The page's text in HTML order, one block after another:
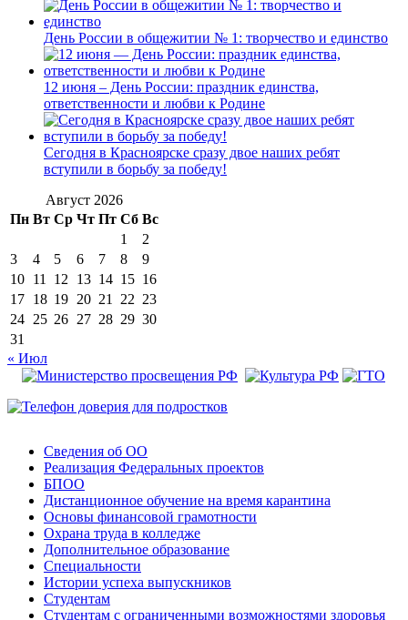
День России в общежитии № 1: творчество и единство
12 июня – День России: праздник единства,
ответственности и любви к Родине
Сегодня в Красноярске сразу двое наших ребят
вступили в борьбу за победу!
Август 2026
Пн Вт Ср Чт Пт Сб Вс
1
2
3
4 5 6 7 8
9
10 11 12 13 14 15 16
17 18 19 20 21 22 23
24 25 26 27 28 29 30
31
« Июл
Сведения об ОО
Реализация Федеральных проектов
БПОО
Дистанционное обучение на время карантина
Основы финансовой грамотности
Охрана труда в колледже
Дополнительное образование
Специальности
Истории успеха выпускников
Студентам
Студентам с ограниченными возможностями здоровья